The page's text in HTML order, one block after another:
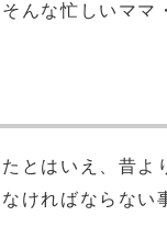
んな忙しいママ
とはいえ、昔よ
ければならない